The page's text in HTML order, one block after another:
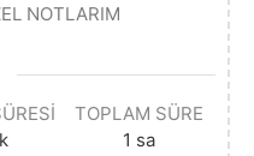
NOTLARIM
TOPLAM SÜRE
1 sa